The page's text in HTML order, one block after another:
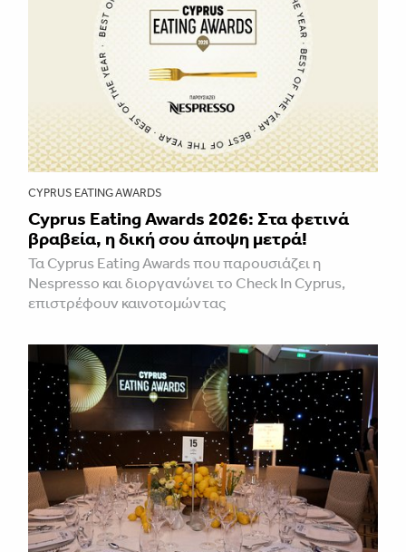
CYPRUS EATING AWARDS
Cyprus Eating Awards 2026: Στα φετινά
βραβεία, η δική σου άποψη μετρά!
Τα Cyprus Eating Awards που παρουσιάζει η
Nespresso και διοργανώνει το Check In Cyprus,
επιστρέφουν καινοτομώντας